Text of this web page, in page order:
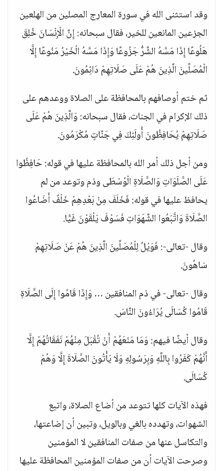
وقد استثنى الله في سورة المعارج المصلين من الهلعين
الجزعين المانعين للخير، فقال سبحانه: إِنَّ الْإِنْسَانَ خُلِقَ
هَلُوعًا إِذَا مَسَّهُ الشَّرُّ جَزُوعًا وَإِذَا مَسَّهُ الْخَيْرُ مَنُوعًا إِلَّا
الْمُصَلِّينَ الَّذِينَ هُمْ عَلَى صَلَاتِهِمْ دَائِمُونَ.
ثم ختم أوصافهم بالمحافظة على الصلاة ووعدهم على
ذلك الإكرام في الجنات، فقال سبحانه: وَالَّذِينَ هُمْ عَلَى
صَلَاتِهِمْ يُحَافِظُونَ أُولَئِكَ فِي جَنَّاتٍ مُكْرَمُونَ.
ومن أجل ذلك أمر الله بالمحافظة عليها في قوله: حَافِظُوا
عَلَى الصَّلَوَاتِ وَالصَّلَاةِ الْوُسْطَى وذم وتوعد من لم
يحافظ عليها في قوله: فَخَلَفَ مِنْ بَعْدِهِمْ خَلْفٌ أَضَاعُوا
الصَّلَاةَ وَاتَّبَعُوا الشَّهَوَاتِ فَسَوْفَ يَلْقَوْنَ غَيًّا.
وقال -تعالى-: فَوَيْلٌ لِلْمُصَلِّينَ الَّذِينَ هُمْ عَنْ صَلَاتِهِمْ
سَاهُونَ.
وقال -تعالى- في ذم المنافقين … وَإِذَا قَامُوا إِلَى الصَّلَاةِ
قَامُوا كُسَالَى يُرَاءُونَ النَّاسَ.
وقال أيضًا فيهم: وَمَا مَنَعَهُمْ أَنْ تُقْبَلَ مِنْهُمْ نَفَقَاتُهُمْ إِلَّا
أَنَّهُمْ كَفَرُوا بِاللَّهِ وَبِرَسُولِهِ وَلَا يَأْتُونَ الصَّلَاةَ إِلَّا وَهُمْ
كُسَالَى.
فهذه الآيات كلها تتوعد من أضاع الصلاة، واتبع
الشهوات، وتهدده بالغي وبالويل، وتبين أن إضاعتها،
والتكاسل عنها من صفات المنافقين لا المؤمنين
وصرحت الآيات أن من صفات المؤمنين المحافظة عليها